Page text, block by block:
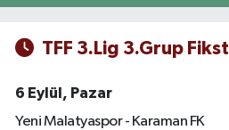
TFF 3.Lig 3.Grup
6 Eylül, Pazar
Yeni Malatyaspor - Karaman FK